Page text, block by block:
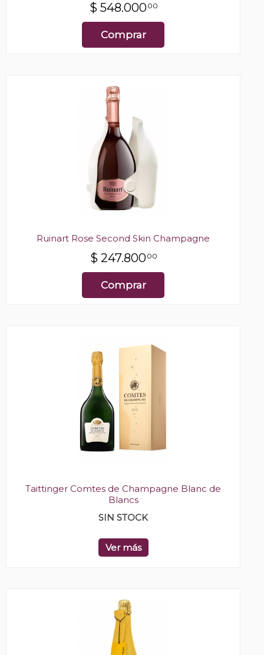
$ 548.00000
Comprar
Ruinart Rose Second Skin Champagne
$ 247.80000
Comprar
Taittinger Comtes de Champagne Blanc de
Blancs
SIN STOCK
Ver más